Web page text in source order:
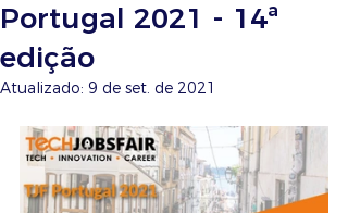
Portugal 2021 - 14ª
edição
Atualizado: 9 de set. de 2021